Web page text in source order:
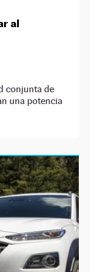
al
conjunta de
una potencia